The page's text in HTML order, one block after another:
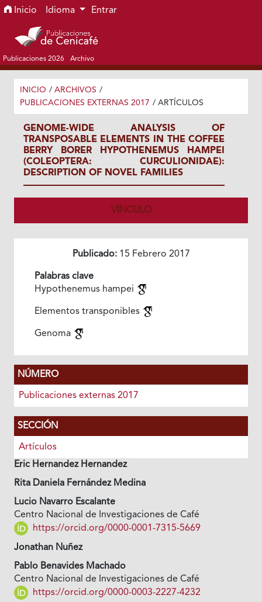
Ir al menú de navegación principal
Ir al contenido principal
Ir al pie de página del sitio
Inicio Idioma Entrar
Publicaciones 2026 Archivo
INICIO / ARCHIVOS /
PUBLICACIONES EXTERNAS 2017 / ARTÍCULOS
GENOME-WIDE ANALYSIS OF
TRANSPOSABLE ELEMENTS IN THE COFFEE
BERRY BORER HYPOTHENEMUS HAMPEI
(COLEOPTERA: CURCULIONIDAE):
DESCRIPTION OF NOVEL FAMILIES
VINCULO
Publicado:15 Febrero 2017
Palabras clave
Hypothenemus hampei
Elementos transponibles
Genoma
NÚMERO
Publicaciones externas 2017
SECCIÓN
Artículos
Eric Hernandez Hernandez
Rita Daniela Fernández Medina
Lucio Navarro Escalante
Centro Nacional de Investigaciones de Café
https://orcid.org/0000-0001-7315-5669
Jonathan Nuñez
Pablo Benavides Machado
Centro Nacional de Investigaciones de Café
https://orcid.org/0000-0003-2227-4232